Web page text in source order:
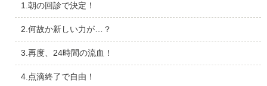
1.朝の回診で決定！
2.何故か新しい力が…？
3.再度、24時間の流血！
4.点滴終了で自由！